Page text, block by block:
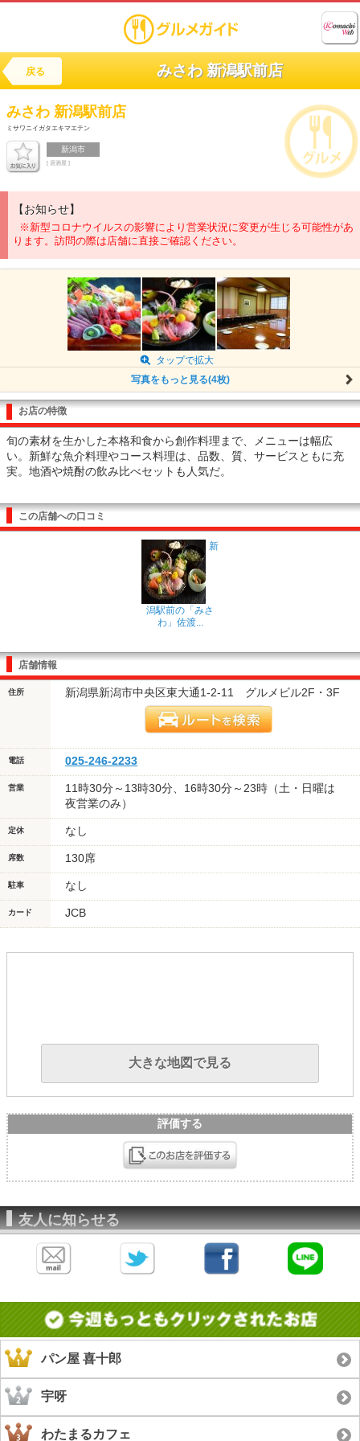
戻る みさわ 新潟駅前店
みさわ 新潟駅前店
ミサワニイガタエキマエテン
新潟市
[ 居酒屋 ]
【お知らせ】
※新型コロナウイルスの影響により営業状況に変更が生じる可能性があ
ります。訪問の際は店舗に直接ご確認ください。
タップで拡大
写真をもっと見る(4枚)
お店の特徴
旬の素材を生かした本格和食から創作料理まで、メニューは幅広
い。新鮮な魚介料理やコース料理は、品数、質、サービスともに充
実。地酒や焼酎の飲み比べセットも人気だ。
この店舗への口コミ
新
潟駅前の「みさ
わ」佐渡...
店舗情報
住所 新潟県新潟市中央区東大通1-2-11 グルメビル2F・3F
電話 025-246-2233
営業
11時30分～13時30分、16時30分～23時（土・日曜は
夜営業のみ）
定休 なし
席数 130席
駐車 なし
カード JCB
大きな地図で見る
評価する
友人に知らせる
パン屋 喜十郎
宇呀
わたまるカフェ